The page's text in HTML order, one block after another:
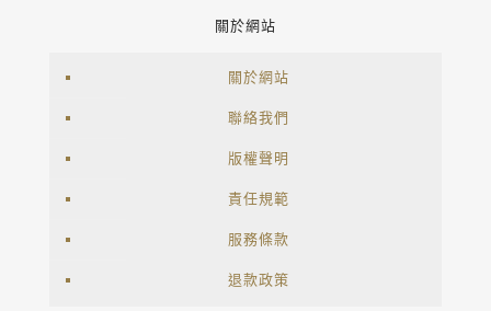
關於網站
關於網站
聯絡我們
版權聲明
責任規範
服務條款
退款政策